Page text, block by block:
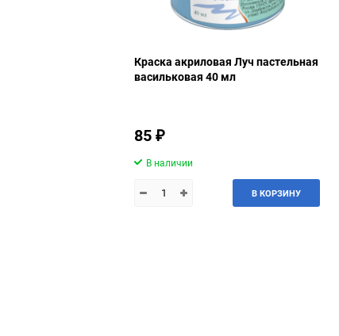
Краска акриловая Луч пастельная
васильковая 40 мл
85 ₽
В наличии
В КОРЗИНУ